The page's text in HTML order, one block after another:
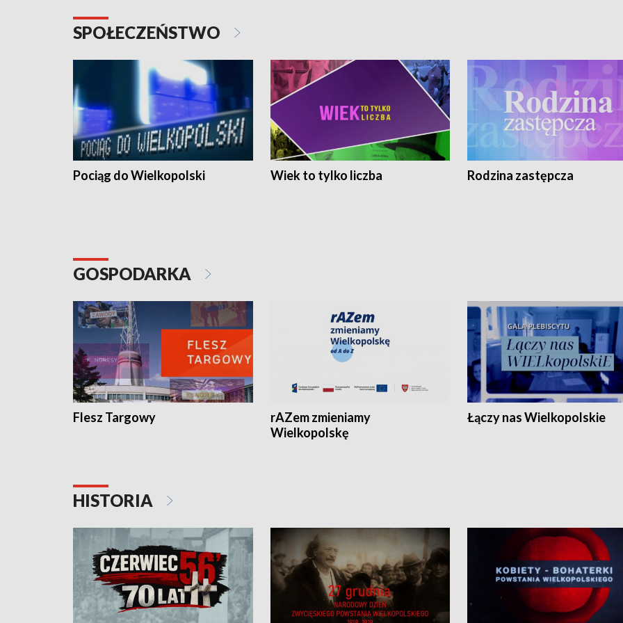
SPOŁECZEŃSTWO
Pociąg do Wielkopolski Wiek to tylko liczba Rodzina zastępcza
GOSPODARKA
Flesz Targowy
rAZem zmieniamy
Wielkopolskę
Łączy nas Wielkopolskie
HISTORIA